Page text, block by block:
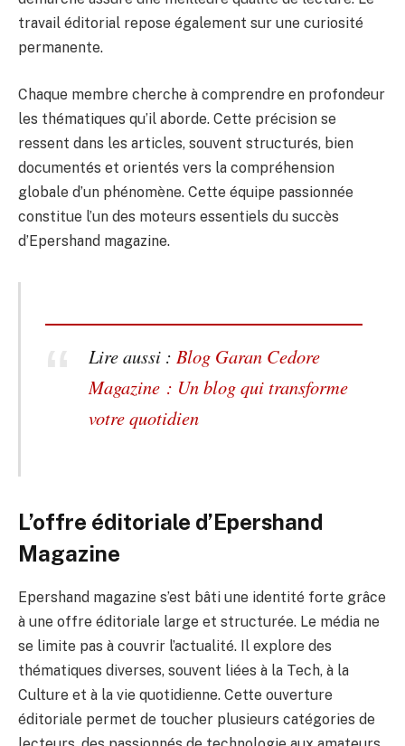
travail éditorial repose également sur une curiosité
permanente.
Chaque membre cherche à comprendre en profondeur
les thématiques qu’il aborde. Cette précision se
ressent dans les articles, souvent structurés, bien
documentés et orientés vers la compréhension
globale d’un phénomène. Cette équipe passionnée
constitue l’un des moteurs essentiels du succès
d’Epershand magazine.
Lire aussi :Blog Garan Cedore
Magazine : Un blog qui transforme
votre quotidien
L’offre éditoriale d’Epershand
Magazine
Epershand magazine s’est bâti une identité forte grâce
à une offre éditoriale large et structurée. Le média ne
se limite pas à couvrir l’actualité. Il explore des
thématiques diverses, souvent liées à la Tech, à la
Culture et à la vie quotidienne. Cette ouverture
éditoriale permet de toucher plusieurs catégories de